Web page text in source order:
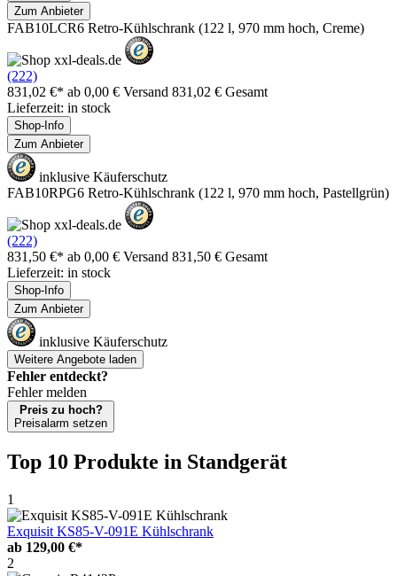
Zum Anbieter
FAB10LCR6 Retro-Kühlschrank (122 l, 970 mm hoch, Creme)
(222)
831,02 €* ab 0,00 € Versand 831,02 € Gesamt
Lieferzeit: in stock
Shop-Info
Zum Anbieter
inklusive Käuferschutz
FAB10RPG6 Retro-Kühlschrank (122 l, 970 mm hoch, Pastellgrün)
(222)
831,50 €* ab 0,00 € Versand 831,50 € Gesamt
Lieferzeit: in stock
Shop-Info
Zum Anbieter
inklusive Käuferschutz
Weitere Angebote laden
Fehler entdeckt?
Fehler melden
Preis zu hoch?
Preisalarm setzen
Top 10 Produkte in Standgerät
1
Exquisit KS85-V-091E Kühlschrank
ab 129,00 €*
2